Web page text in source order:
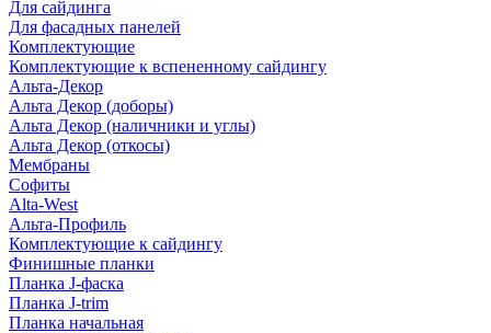
Для сайдинга
Для фасадных панелей
Комплектующие
Комплектующие к вспененному сайдингу
Альта-Декор
Альта Декор (доборы)
Альта Декор (наличники и углы)
Альта Декор (откосы)
Мембраны
Софиты
Alta-West
Альта-Профиль
Комплектующие к сайдингу
Финишные планки
Планка J-фаска
Планка J-trim
Планка начальная